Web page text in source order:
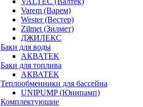
Varem (Варем)
Wester (Вестер)
Zilmet (Зилмет)
ДЖИЛЕКС
Баки для воды
АКВАТЕК
Баки для топлива
АКВАТЕК
Теплообменники для бассейна
UNIPUMP (Юнипамп)
Комплектующие